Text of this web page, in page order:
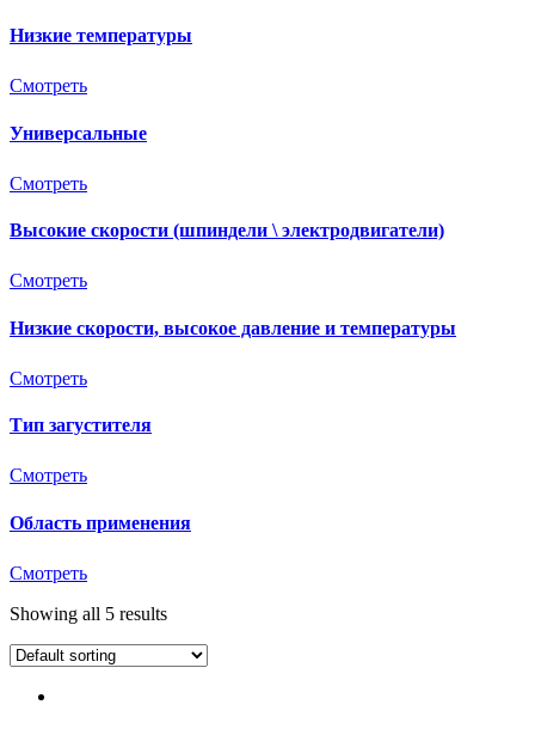
Низкие температуры
Смотреть
Универсальные
Смотреть
Высокие скорости (шпиндели \ электродвигатели)
Смотреть
Низкие скорости, высокое давление и температуры
Смотреть
Тип загустителя
Смотреть
Область применения
Смотреть
Showing all 5 results